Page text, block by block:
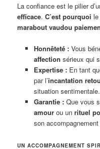
La confiance est le pilier
efficace.C’est pourquoi
marabout vaudou
Honnêteté :Vous
affection sérieux qui
Expertise :En tant
par l’incantation
situation sentimentale.
Garantie :Que vous
amourou un rituel
son
UN ACCOMPAGNEMENT